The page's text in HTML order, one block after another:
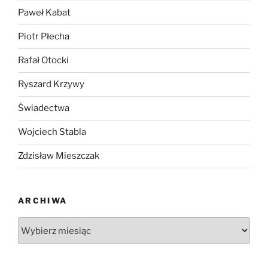
Paweł Kabat
Piotr Płecha
Rafał Otocki
Ryszard Krzywy
Świadectwa
Wojciech Stabla
Zdzisław Mieszczak
ARCHIWA